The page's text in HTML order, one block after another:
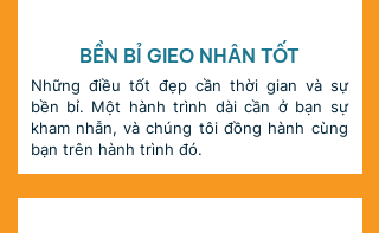
BỀN BỈ GIEO NHÂN TỐT
Những điều tốt đẹp cần thời gian và sự
bền bỉ. Một hành trình dài cần ở bạn sự
kham nhẫn, và chúng tôi đồng hành cùng
bạn trên hành trình đó.